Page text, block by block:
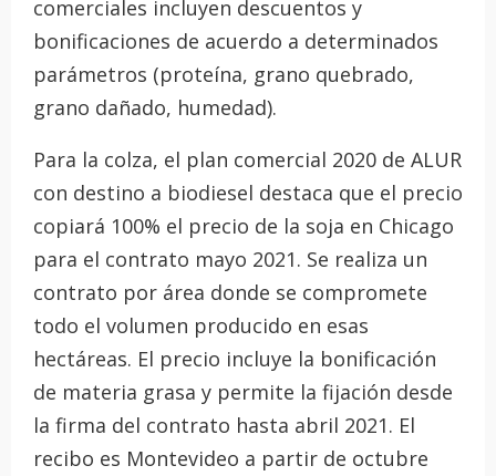
comerciales incluyen descuentos y
bonificaciones de acuerdo a determinados
parámetros (proteína, grano quebrado,
grano dañado, humedad).
Para la colza, el plan comercial 2020 de ALUR
con destino a biodiesel destaca que el precio
copiará 100% el precio de la soja en Chicago
para el contrato mayo 2021. Se realiza un
contrato por área donde se compromete
todo el volumen producido en esas
hectáreas. El precio incluye la bonificación
de materia grasa y permite la fijación desde
la firma del contrato hasta abril 2021. El
recibo es Montevideo a partir de octubre